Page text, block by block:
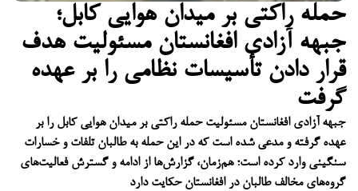
حمله راکتی بر میدان هوایی کابل؛
جبهه آزادی افغانستان مسئولیت هدف
قرار دادن تأسیسات نظامی را بر عهده
گرفت
جبهه آزادی افغانستان مسئولیت حمله راکتی بر میدان هوایی کابل را بر
عهده گرفته و مدعی شده است که در این حمله به طالبان تلفات و خسارات
سنگینی وارد کرده است؛ هم‌زمان، گزارش‌ها از ادامه و گسترش فعالیت‌های
گروه‌های مخالف طالبان در افغانستان حکایت دارد